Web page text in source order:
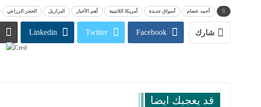
أحمد عضام أسواق جديدة أمريكا اللاتينية أهم الأخبار البرازيل الحجر الزراعي
شارك Facebook
Twitter
Linkedin
قد يعجبك ايضا